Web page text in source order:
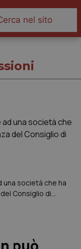
una società che ha
Consiglio di